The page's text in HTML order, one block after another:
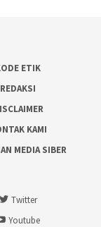
ETIK
REDAKSI
KAMI
MEDIA SIBER
Twitter
Youtube